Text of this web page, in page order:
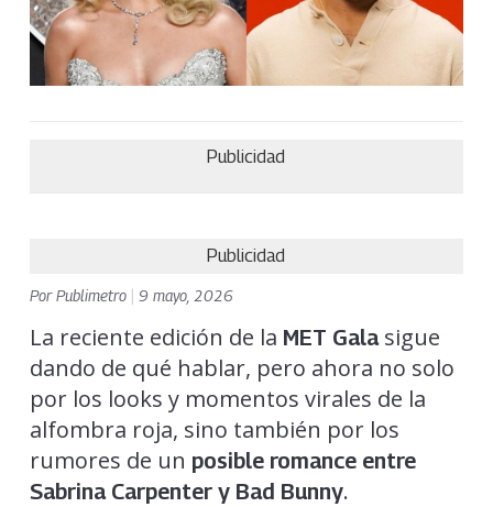
Publicidad
Publicidad
PorPublimetro 9 mayo, 2026
La reciente edición de la MET Galasigue
dando de qué hablar, pero ahora no solo
por los looks y momentos virales de la
alfombra roja, sino también por los
rumores de un posible romance entre
Sabrina Carpenter y Bad Bunny.